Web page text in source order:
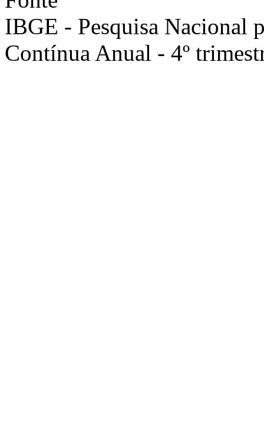
IBGE - Pesquisa Nacional
Contínua Anual - 4º